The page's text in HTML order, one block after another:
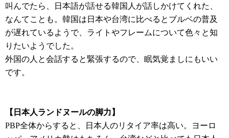
叫んでたら、日本語が話せる韓国人が話しかけてくれた、
なんてことも。韓国は日本や台湾に比べるとブルベの普及
が遅れているようで、ライトやフレームについて色々と知
りたいようでした。
外国の人と会話すると緊張するので、眠気覚ましにもいい
です。
【日本人ランドヌールの脚力】
PBP全体からすると、日本人のリタイア率は高い。ヨーロ